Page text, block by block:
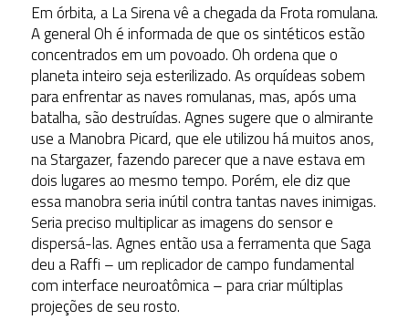
Em órbita, a La Sirena vê a chegada da Frota romulana.
A general Oh é informada de que os sintéticos estão
concentrados em um povoado. Oh ordena que o
planeta inteiro seja esterilizado. As orquídeas sobem
para enfrentar as naves romulanas, mas, após uma
batalha, são destruídas. Agnes sugere que o almirante
use a Manobra Picard, que ele utilizou há muitos anos,
na Stargazer, fazendo parecer que a nave estava em
dois lugares ao mesmo tempo. Porém, ele diz que
essa manobra seria inútil contra tantas naves inimigas.
Seria preciso multiplicar as imagens do sensor e
dispersá-las. Agnes então usa a ferramenta que Saga
deu a Raffi – um replicador de campo fundamental
com interface neuroatômica – para criar múltiplas
projeções de seu rosto.